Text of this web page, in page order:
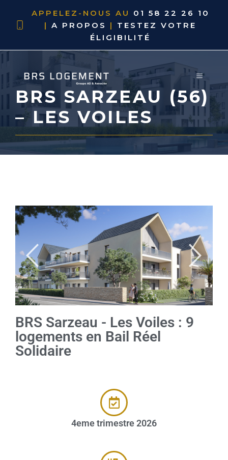
APPELEZ-NOUS AU 01 58 22 26 10
|A PROPOS | TESTEZ VOTRE
ÉLIGIBILITÉ
BRS SARZEAU (56)
– LES VOILES
BRS Sarzeau - Les Voiles : 9
logements en Bail Réel
Solidaire
4eme trimestre 2026